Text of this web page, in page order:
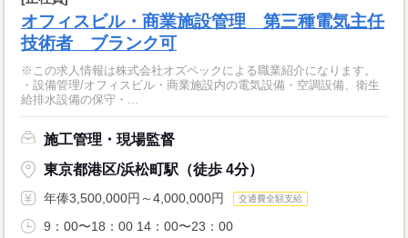
オフィスビル・商業施設管理 第三種電気主任
技術者 ブランク可
※この求人情報は株式会社オズペックによる職業紹介になります。
・設備管理/オフィスビル・商業施設内の電気設備・空調設備、衛生
給排水設備の保守・...
施工管理・現場監督
東京都港区/浜松町駅（徒歩 4分）
年俸3,500,000円～4,000,000円 交通費全額支給
9：00〜18：00 14：00〜23：00